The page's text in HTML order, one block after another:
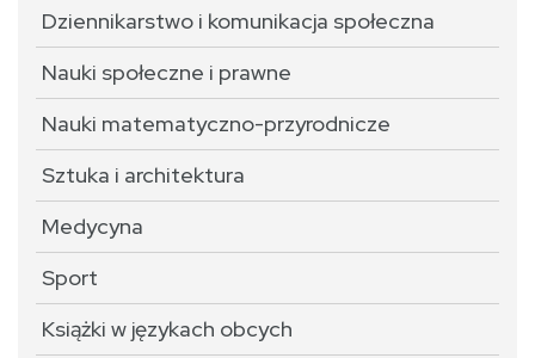
Dziennikarstwo i komunikacja społeczna
Nauki społeczne i prawne
Nauki matematyczno-przyrodnicze
Sztuka i architektura
Medycyna
Sport
Książki w językach obcych